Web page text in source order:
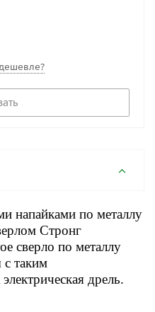
напайками по металлу
Стронг
сверло по металлу
с таким
дрель.